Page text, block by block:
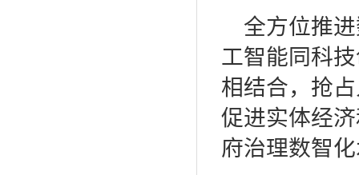
全方位推
工智能同科
相结合，抢
促进实体经
府治理数智